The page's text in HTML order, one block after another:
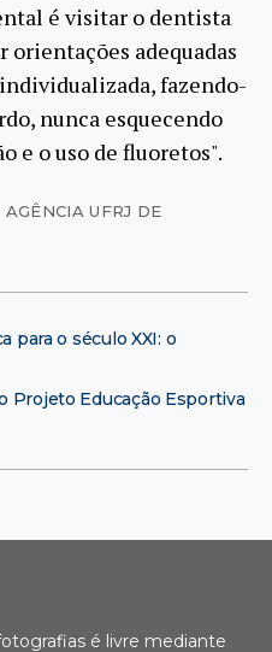
é visitar o dentista
adequadas
fazendo-
nunca esquecendo
e o uso de fluoretos".
UFRJ DE
para o século XXI: o
Projeto Educação Esportiva
é livre mediante